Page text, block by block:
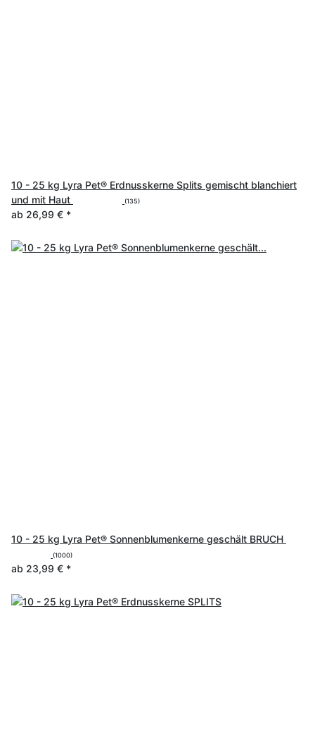
10 - 25 kg Lyra Pet® Erdnusskerne Splits gemischt blanchiert
und mit Haut
(135)
ab 26,99 € *
10 - 25 kg Lyra Pet® Sonnenblumenkerne geschält BRUCH
(1000)
ab 23,99 € *